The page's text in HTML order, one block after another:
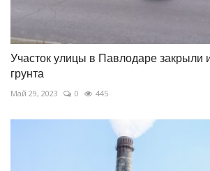
Участок улицы в Павлодаре закрыли
грунта
Май 29, 2023 0 445